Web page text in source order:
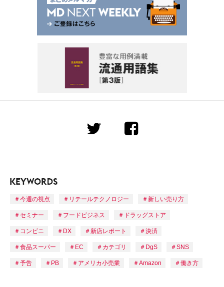
今週の視点 リテールテクノロジー 新しい売り方
セミナー フードビジネス ドラッグストア
コンビニ DX 新店レポート 決済
食品スーパー EC カテゴリ DgS SNS
予告 PB アメリカ小売業 Amazon 働き方